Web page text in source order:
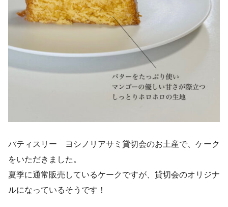
パティスリー ヨシノリアサミ貸切会のお土産で、ケーク
をいただきました。
夏季に通常販売しているケークですが、貸切会のオリジナ
ルになっているそうです！